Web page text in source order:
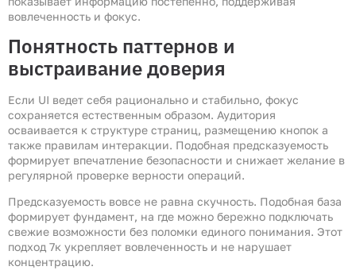
вовлеченность и фокус.
Понятность паттернов и
выстраивание доверия
Если UI ведет себя рационально и стабильно, фокус
сохраняется естественным образом. Аудитория
осваивается к структуре страниц, размещению кнопок а
также правилам интеракции. Подобная предсказуемость
формирует впечатление безопасности и снижает желание в
регулярной проверке верности операций.
Предсказуемость вовсе не равна скучность. Подобная база
формирует фундамент, на где можно бережно подключать
свежие возможности без поломки единого понимания. Этот
подход 7к укрепляет вовлеченность и не нарушает
концентрацию.